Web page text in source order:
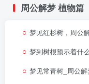
周公解梦植物篇
梦见红杉树，周公解
梦到树根预示着什么
梦见常青树_周公解梦